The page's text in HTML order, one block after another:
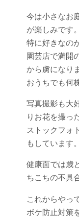
今は小さなお
が楽しみです。
特に好きなの
園芸店で満開
から虜になり
おうちでも何
写真撮影も大
りお花を撮っ
ストックフォ
もしています。
健康面では歳
ちこちの不具
これからやっ
ボケ防止対策